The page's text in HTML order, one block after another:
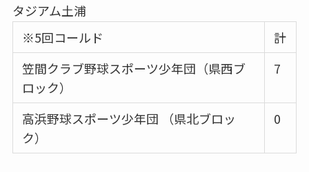
タジアム土浦
※5回コールド
計
笠間クラブ野球スポーツ少年団（県西ブ
ロック）
7
高浜野球スポーツ少年団 （県北ブロッ
ク）
0